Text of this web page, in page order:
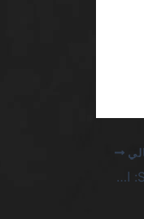
أفضل ماكينات سلوتس اون لاين SA: الحقيقة القاسية خلف الوعود اللامتناهية